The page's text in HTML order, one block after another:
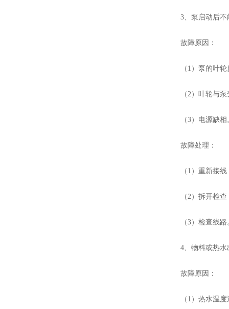
3、泵启动后不
故障原因：
（1）泵的叶轮
（2）叶轮与泵
（3）电源缺相
故障处理：
（1）重新接线
（2）拆开检查
（3）检查线路
4、物料或热水
故障原因：
（1）热水温度